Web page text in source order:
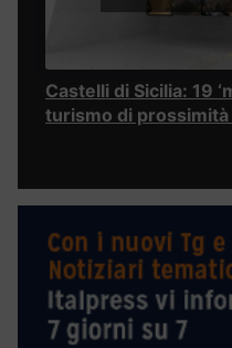
Castelli di Sicilia: 19
turismo di prossimità